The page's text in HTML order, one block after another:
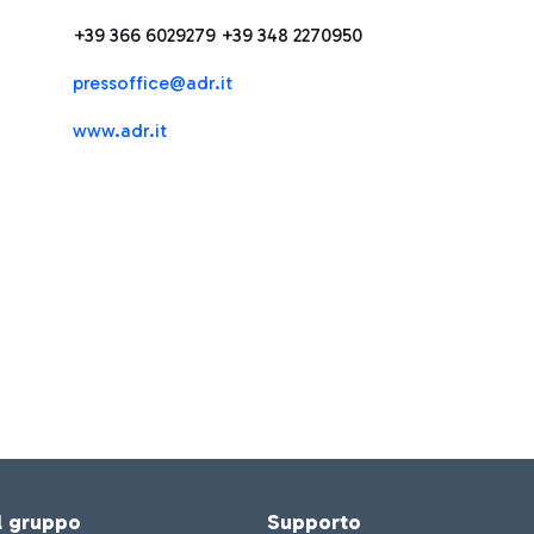
+39 366 6029279 +39 348 2270950
pressoffice@adr.it
www.adr.it
gruppo Supporto